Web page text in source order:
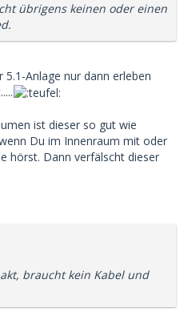
übrigens keinen oder einen
Anlage nur dann erleben
ist dieser so gut wie
Du im Innenraum mit oder
hörst. Dann verfälscht dieser
braucht kein Kabel und